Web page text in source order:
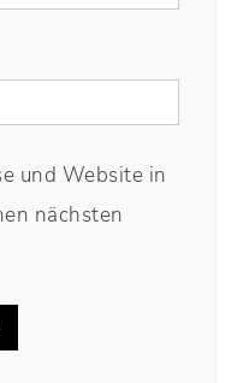
und Website in
nächsten